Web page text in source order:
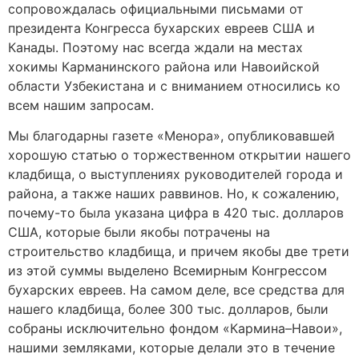
сопровождалась официальными письмами от
президента Конгресса бухарских евреев США и
Канады. Поэтому нас всегда ждали на местах
хокимы Карманинского района или Навоийской
области Узбекистана и с вниманием относились ко
всем нашим запросам.
Мы благодарны газете «Менора», опубликовавшей
хорошую статью о торжественном открытии нашего
кладбища, о выступлениях руководителей города и
района, а также наших раввинов. Но, к сожалению,
почему-то была указана цифра в 420 тыс. долларов
США, которые были якобы потрачены на
строительство кладбища, и причем якобы две трети
из этой суммы выделено Всемирным Конгрессом
бухарских евреев. На самом деле, все средства для
нашего кладбища, более 300 тыс. долларов, были
собраны исключительно фондом «Кармина–Навои»,
нашими земляками, которые делали это в течение